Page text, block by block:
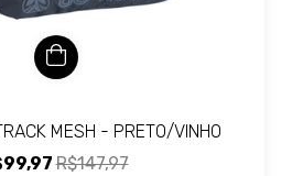
MESH - PRETO/VINHO
R$147,97